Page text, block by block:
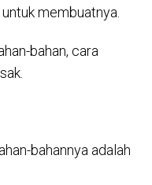
membuatnya.
bahan, cara
bahannya adalah